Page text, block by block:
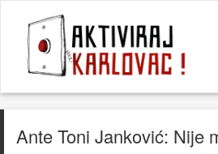
Ante Toni Janković: Nije